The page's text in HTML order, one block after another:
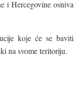
i Hercegovine osniva
koje će se baviti
na svome teritoriju.